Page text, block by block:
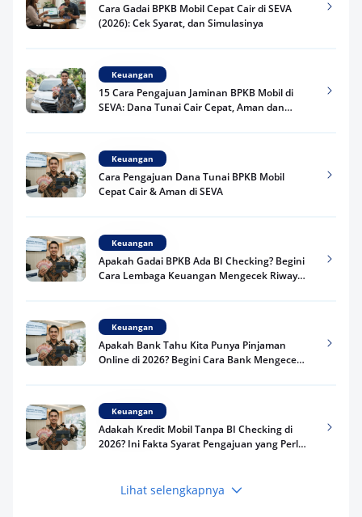
Cara Gadai BPKB Mobil Cepat Cair di SEVA
(2026): Cek Syarat, dan Simulasinya
Keuangan
15 Cara Pengajuan Jaminan BPKB Mobil di
SEVA: Dana Tunai Cair Cepat, Aman dan
Keuangan
Cara Pengajuan Dana Tunai BPKB Mobil
Cepat Cair & Aman di SEVA
Keuangan
Apakah Gadai BPKB Ada BI Checking? Begini
Cara Lembaga Keuangan Mengecek Riwayat
Keuangan
Apakah Bank Tahu Kita Punya Pinjaman
Online di 2026? Begini Cara Bank Mengecek
Keuangan
Adakah Kredit Mobil Tanpa BI Checking di
2026? Ini Fakta Syarat Pengajuan yang Perlu
Keuangan
Lihat selengkapnya